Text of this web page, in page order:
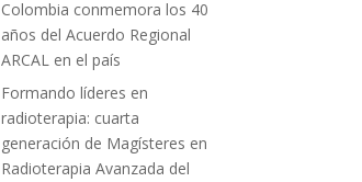
Colombia conmemora los 40
años del Acuerdo Regional
ARCAL en el país
Formando líderes en
radioterapia: cuarta
generación de Magísteres en
Radioterapia Avanzada del